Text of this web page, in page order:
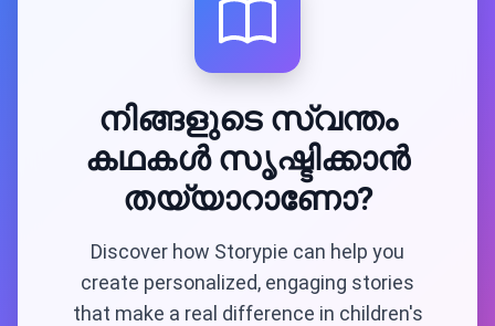
നിങ്ങളുടെ സ്വന്തം
കഥകൾ സൃഷ്ടിക്കാൻ
തയ്യാറാണോ?
Discover how Storypie can help you
create personalized, engaging stories
that make a real difference in children's